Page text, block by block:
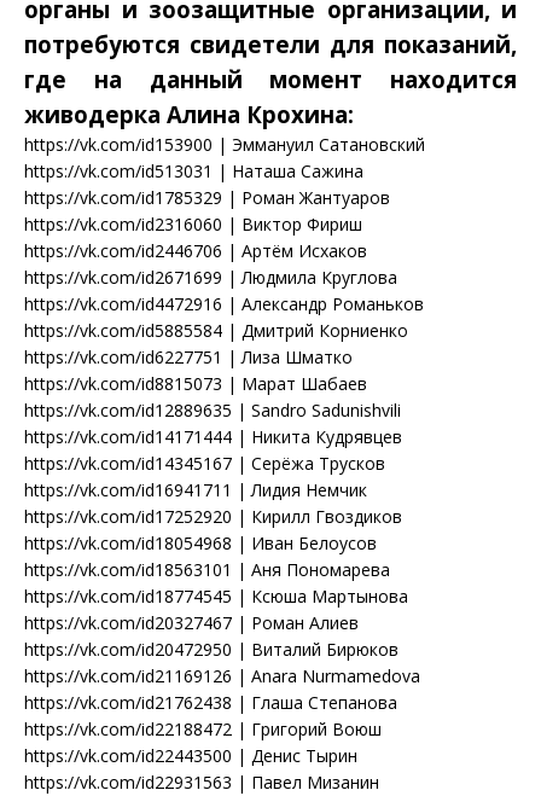
органы и зоозащитные организации, и
потребуются свидетели для показаний,
где на данный момент находится
живодерка Алина Крохина:
https://vk.com/id153900 | Эммануил Сатановский
https://vk.com/id513031 | Наташа Сажина
https://vk.com/id1785329 | Роман Жантуаров
https://vk.com/id2316060 | Виктор Фириш
https://vk.com/id2446706 | Артём Исхаков
https://vk.com/id2671699 | Людмила Круглова
https://vk.com/id4472916 | Александр Романьков
https://vk.com/id5885584 | Дмитрий Корниенко
https://vk.com/id6227751 | Лиза Шматко
https://vk.com/id8815073 | Марат Шабаев
https://vk.com/id12889635 | Sandro Sadunishvili
https://vk.com/id14171444 | Никита Кудрявцев
https://vk.com/id14345167 | Серёжа Трусков
https://vk.com/id16941711 | Лидия Немчик
https://vk.com/id17252920 | Кирилл Гвоздиков
https://vk.com/id18054968 | Иван Белоусов
https://vk.com/id18563101 | Аня Пономарева
https://vk.com/id18774545 | Ксюша Мартынова
https://vk.com/id20327467 | Роман Алиев
https://vk.com/id20472950 | Виталий Бирюков
https://vk.com/id21169126 | Anara Nurmamedova
https://vk.com/id21762438 | Глаша Степанова
https://vk.com/id22188472 | Григорий Воюш
https://vk.com/id22443500 | Денис Тырин
https://vk.com/id22931563 | Павел Мизанин